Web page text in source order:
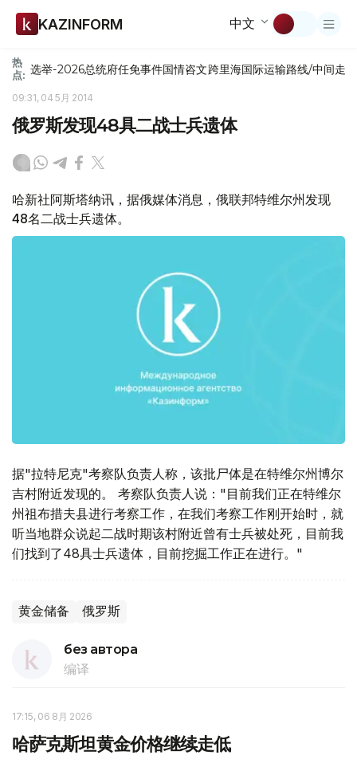
KAZINFORM 中文
热
点: 选举-2026总统府任免事件国情咨文跨里海国际运输路线/中间走廊
09:31, 04 5月 2014
俄罗斯发现48具二战士兵遗体
哈新社阿斯塔纳讯，据俄媒体消息，俄联邦特维尔州发现
48名二战士兵遗体。
据"拉特尼克"考察队负责人称，该批尸体是在特维尔州博尔
吉村附近发现的。 考察队负责人说："目前我们正在特维尔
州祖布措夫县进行考察工作，在我们考察工作刚开始时，就
听当地群众说起二战时期该村附近曾有士兵被处死，目前我
们找到了48具士兵遗体，目前挖掘工作正在进行。"
黄金储备 俄罗斯
без автора
编译
17:15, 06 8月 2026
哈萨克斯坦黄金价格继续走低